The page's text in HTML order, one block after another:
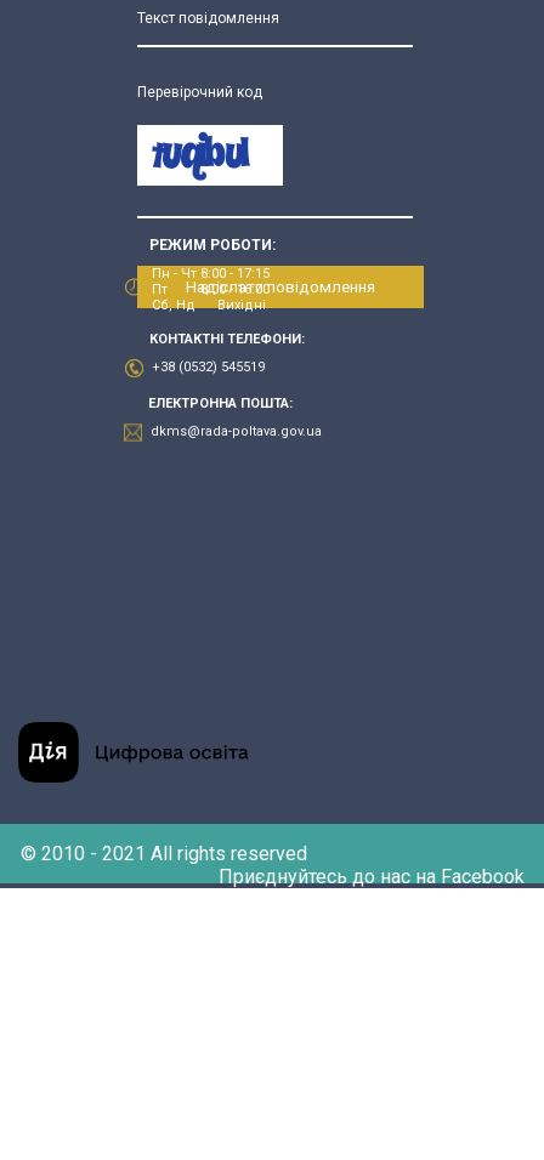
Текст повідомлення
Перевірочний код
Надіслати повідомлення
РЕЖИМ РОБОТИ:
Пн - Чт 8:00 - 17:15
Пт 8:00 - 16:00
Сб, Нд Вихідні
КОНТАКТНІ ТЕЛЕФОНИ:
+38 (0532) 545519
ЕЛЕКТРОННА ПОШТА:
dkms@rada-poltava.gov.ua
© 2010 - 2021 All rights reserved
Приєднуйтесь до нас на Facebook